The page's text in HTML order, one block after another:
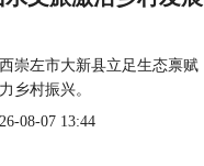
崇左市大新县立足生态禀
乡村振兴。
08-07 13:44